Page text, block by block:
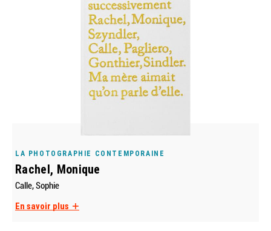
LA PHOTOGRAPHIE CONTEMPORAINE
Rachel, Monique
Calle, Sophie
En savoir plus